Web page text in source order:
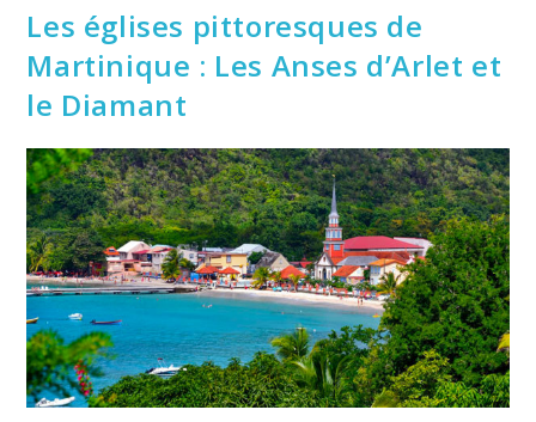
Que
Faire
Où
Dormir
Les églises pittoresques de
Martinique : Les Anses d’Arlet et
le Diamant